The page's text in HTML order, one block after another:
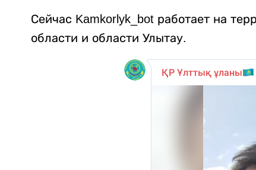
Сейчас Kamkorlyk_bot работает на
области и области Улытау.